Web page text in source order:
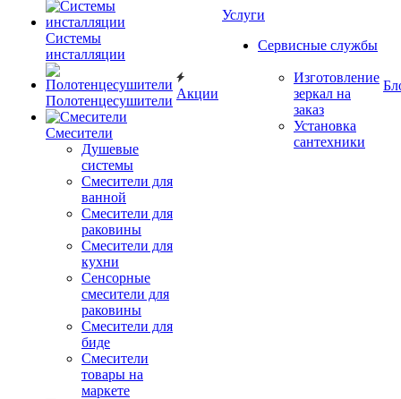
Системы
инсталляции
Полотенцесушители
Смесители
Душевые
системы
Смесители для
ванной
Смесители для
раковины
Смесители для
кухни
Сенсорные
смесители для
раковины
Смесители для
биде
Смесители
товары на
маркете
Акции
Услуги
Сервисные службы
Изготовление
зеркал на
заказ
Установка
сантехники